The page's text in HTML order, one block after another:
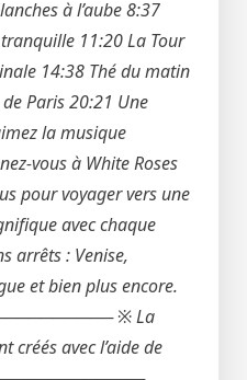
à l’aube 8:37
11:20 La Tour
14:38 Thé du matin
Paris 20:21 Une
la musique
vous à White Roses
pour voyager vers une
avec chaque
arrêts : Venise,
et bien plus encore.
※ La
créés avec l’aide de